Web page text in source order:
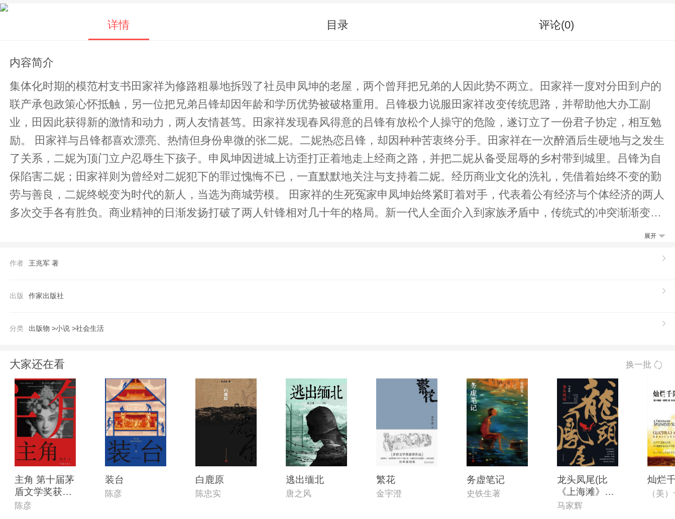
详情 目录 评论(0)
内容简介
集体化时期的模范村支书田家祥为修路粗暴地拆毁了社员申凤坤的老屋，两个曾拜把兄弟的人因此势不两立。田家祥一度对分田到户的
联产承包政策心怀抵触，另一位把兄弟吕锋却因年龄和学历优势被破格重用。吕锋极力说服田家祥改变传统思路，并帮助他大办工副
业，田因此获得新的激情和动力，两人友情甚笃。田家祥发现春风得意的吕锋有放松个人操守的危险，遂订立了一份君子协定，相互勉
励。 田家祥与吕锋都喜欢漂亮、热情但身份卑微的张二妮。二妮热恋吕锋，却因种种苦衷终分手。田家祥在一次醉酒后生硬地与之发生
了关系，二妮为顶门立户忍辱生下孩子。申凤坤因进城上访歪打正着地走上经商之路，并把二妮从备受屈辱的乡村带到城里。吕锋为自
保陷害二妮；田家祥则为曾经对二妮犯下的罪过愧悔不已，一直默默地关注与支持着二妮。经历商业文化的洗礼，凭借着始终不变的勤
劳与善良，二妮终蜕变为时代的新人，当选为商城劳模。 田家祥的生死冤家申凤坤始终紧盯着对手，代表着公有经济与个体经济的两人
多次交手各有胜负。商业精神的日渐发扬打破了两人针锋相对几十年的格局。新一代人全面介入到家族矛盾中，传统式的冲突渐渐变得
无迹可寻。谨守“人过留名雁过留声”的古训，在商品经济的大潮中克己奉公的田家祥保持了名节，而他的把兄弟吕锋却在权力场中走向
史时期的风风雨雨，题材鲜活，主要人物的内心世界一直处于演进状态，并以此折射出当代文化的进步意义。小说使用国人喜闻乐见的
展开
作者 王兆军 著
出版 作家出版社
分类 出版物 >小说 >社会生活
大家还在看 换一批
主角 第十届茅
盾文学奖获奖
作品
陈彦
装台
陈彦
白鹿原
陈忠实
逃出缅北
唐之风
繁花
金宇澄
务虚笔记
史铁生著
龙头凤尾(比
《上海滩》更
生猛、比《无
马家辉
灿烂